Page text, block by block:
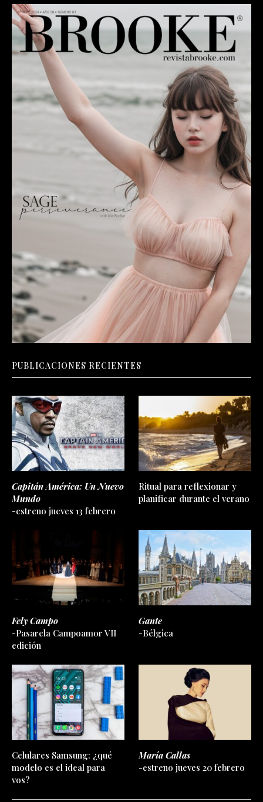
PUBLICACIONES RECIENTES
Capitán América: Un Nuevo
Mundo
-estreno jueves 13 febrero
Ritual para reflexionar y
planificar durante el verano
Fely Campo
-Pasarela Campoamor VII
edición
Gante
-Bélgica
Celulares Samsung: ¿qué
modelo es el ideal para
vos?
María Callas
-estreno jueves 20 febrero